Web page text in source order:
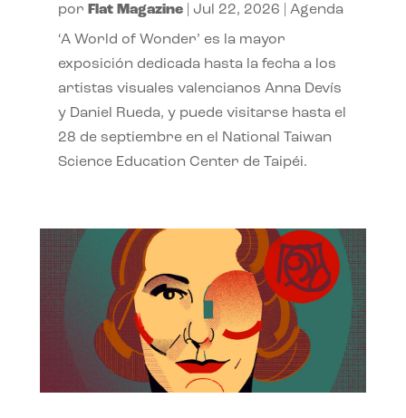
por Flat Magazine| Jul 22, 2026 Agenda
‘A World of Wonder’ es la mayor
exposición dedicada hasta la fecha a los
artistas visuales valencianos Anna Devís
y Daniel Rueda, y puede visitarse hasta el
28 de septiembre en el National Taiwan
Science Education Center de Taipéi.